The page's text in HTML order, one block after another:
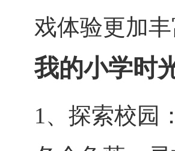
戏体验更加丰
我的小学时
1、探索校园